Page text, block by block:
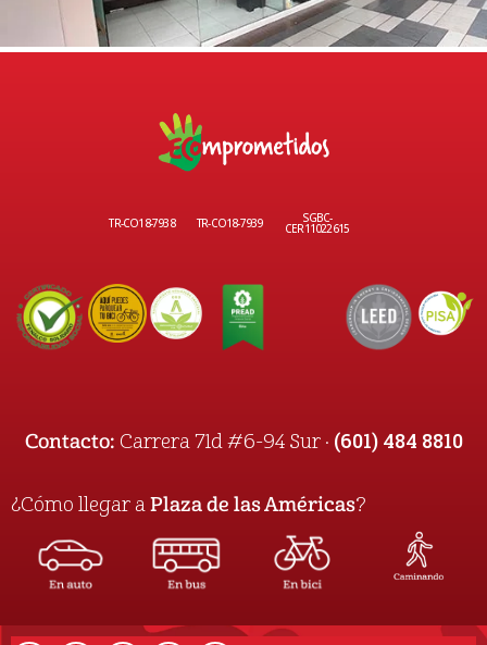
TR-CO18-7938 TR-CO18-7939 SGBC-
CER11022615
Contacto: Carrera 71d #6-94 Sur · (601) 484 8810
¿Cómo llegar a Plaza de las Américas?